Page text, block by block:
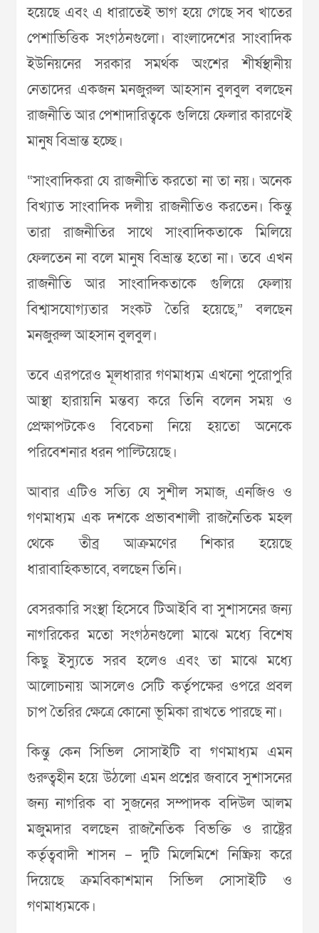
হয়েছে এবং এ ধারাতেই ভাগ হয়ে গেছে সব খাতের
পেশাভিত্তিক সংগঠনগুলো। বাংলাদেশের সাংবাদিক
ইউনিয়নের সরকার সমর্থক অংশের শীর্ষস্থানীয়
নেতাদের একজন মনজুরুল আহসান বুলবুল বলছেন
রাজনীতি আর পেশাদারিত্বকে গুলিয়ে ফেলার কারণেই
মানুষ বিভ্রান্ত হচ্ছে।
“সাংবাদিকরা যে রাজনীতি করতো না তা নয়। অনেক
বিখ্যাত সাংবাদিক দলীয় রাজনীতিও করতেন। কিন্তু
তারা রাজনীতির সাথে সাংবাদিকতাকে মিলিয়ে
ফেলতেন না বলে মানুষ বিভ্রান্ত হতো না। তবে এখন
রাজনীতি আর সাংবাদিকতাকে গুলিয়ে ফেলায়
বিশ্বাসযোগ্যতার সংকট তৈরি হয়েছে,” বলছেন
মনজুরুল আহসান বুলবুল।
তবে এরপরেও মূলধারার গণমাধ্যম এখনো পুরোপুরি
আস্থা হারায়নি মন্তব্য করে তিনি বলেন সময় ও
প্রেক্ষাপটকেও বিবেচনা নিয়ে হয়তো অনেকে
পরিবেশনার ধরন পাল্টিয়েছে।
আবার এটিও সত্যি যে সুশীল সমাজ, এনজিও ও
গণমাধ্যম এক দশকে প্রভাবশালী রাজনৈতিক মহল
থেকে তীব্র আক্রমণের শিকার হয়েছে
ধারাবাহিকভাবে, বলছেন তিনি।
বেসরকারি সংস্থা হিসেবে টিআইবি বা সুশাসনের জন্য
নাগরিকের মতো সংগঠনগুলো মাঝে মধ্যে বিশেষ
কিছু ইস্যুতে সরব হলেও এবং তা মাঝে মধ্যে
আলোচনায় আসলেও সেটি কর্তৃপক্ষের ওপরে প্রবল
চাপ তৈরির ক্ষেত্রে কোনো ভূমিকা রাখতে পারছে না।
কিন্তু কেন সিভিল সোসাইটি বা গণমাধ্যম এমন
গুরুত্বহীন হয়ে উঠলো এমন প্রশ্নের জবাবে সুশাসনের
জন্য নাগরিক বা সুজনের সম্পাদক বদিউল আলম
মজুমদার বলছেন রাজনৈতিক বিভক্তি ও রাষ্ট্রের
কর্তৃত্ববাদী শাসন – দুটি মিলেমিশে নিষ্ক্রিয় করে
দিয়েছে ক্রমবিকাশমান সিভিল সোসাইটি ও
গণমাধ্যমকে।